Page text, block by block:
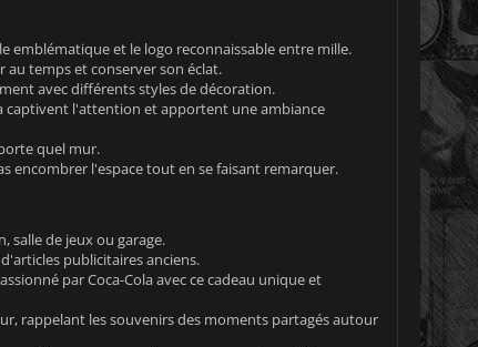
emblématique et le logo reconnaissable entre mille.
temps et conserver son éclat.
avec différents styles de décoration.
captivent l'attention et apportent une ambiance
quel mur.
encombrer l'espace tout en se faisant remarquer.
salle de jeux ou garage.
publicitaires anciens.
par Coca-Cola avec ce cadeau unique et
rappelant les souvenirs des moments partagés autour